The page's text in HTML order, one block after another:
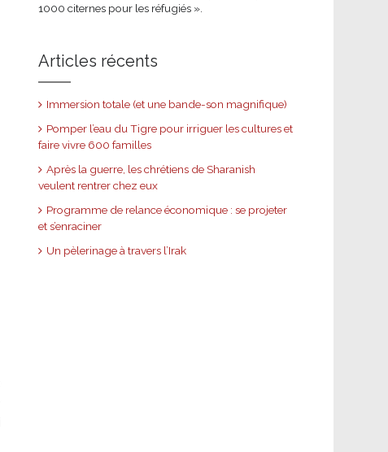
1000 citernes pour les réfugiés ».
Articles récents
Immersion totale (et une bande-son magnifique)
Pomper l’eau du Tigre pour irriguer les cultures et
faire vivre 600 familles
Après la guerre, les chrétiens de Sharanish
veulent rentrer chez eux
Programme de relance économique : se projeter
et s’enraciner
Un pèlerinage à travers l’Irak